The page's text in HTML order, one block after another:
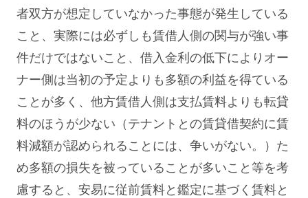
者双方が想定していなかった事態が発生している
こと、実際には必ずしも賃借人側の関与が強い事
件だけではないこと、借入金利の低下によりオー
ナー側は当初の予定よりも多額の利益を得ている
ことが多く、他方賃借人側は支払賃料よりも転貸
料のほうが少ない（テナントとの賃貸借契約に賃
料減額が認められることには、争いがない。）た
め多額の損失を被っていることが多いこと等を考
慮すると、安易に従前賃料と鑑定に基づく賃料と